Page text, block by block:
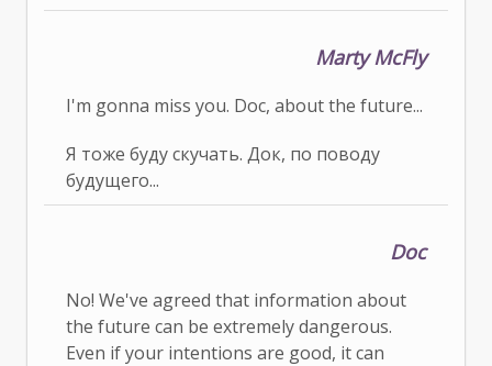
Marty McFly
I'm gonna miss you. Doc, about the future...
Я тоже буду скучать. Док, по поводу
будущего...
Doc
No! We've agreed that information about
the future can be extremely dangerous.
Even if your intentions are good, it can